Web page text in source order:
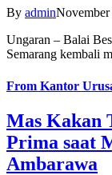
By admin
Ungaran – Balai
Semarang kembali
From Kantor
Mas Kakan
Prima saat
Ambarawa